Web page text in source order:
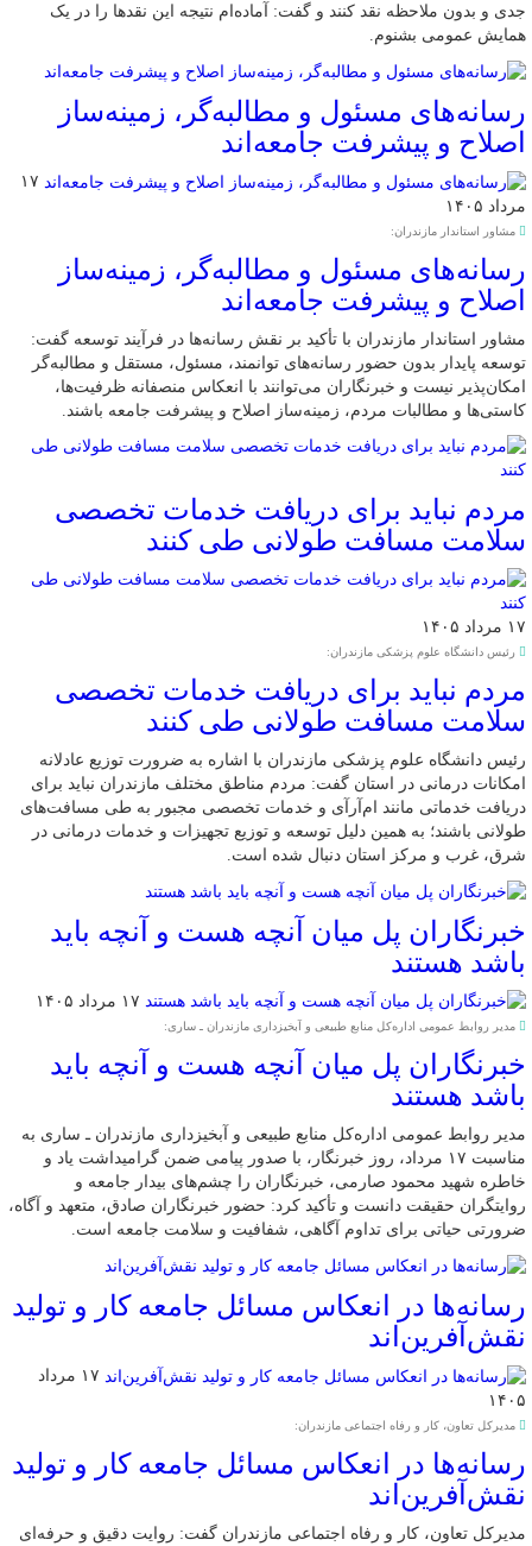
جدی و بدون ملاحظه نقد کنند و گفت: آماده‌ام نتیجه این نقدها را در یک
همایش عمومی بشنوم.
رسانه‌های مسئول و مطالبه‌گر، زمینه‌ساز
اصلاح و پیشرفت جامعه‌اند
۱۷
مرداد ۱۴۰۵
مشاور استاندار مازندران:
رسانه‌های مسئول و مطالبه‌گر، زمینه‌ساز
اصلاح و پیشرفت جامعه‌اند
مشاور استاندار مازندران با تأکید بر نقش رسانه‌ها در فرآیند توسعه گفت:
توسعه پایدار بدون حضور رسانه‌های توانمند، مسئول، مستقل و مطالبه‌گر
امکان‌پذیر نیست و خبرنگاران می‌توانند با انعکاس منصفانه ظرفیت‌ها،
کاستی‌ها و مطالبات مردم، زمینه‌ساز اصلاح و پیشرفت جامعه باشند.
مردم نباید برای دریافت خدمات تخصصی
سلامت مسافت طولانی طی کنند
۱۷ مرداد ۱۴۰۵
رئیس دانشگاه علوم پزشکی مازندران:
مردم نباید برای دریافت خدمات تخصصی
سلامت مسافت طولانی طی کنند
رئیس دانشگاه علوم پزشکی مازندران با اشاره به ضرورت توزیع عادلانه
امکانات درمانی در استان گفت: مردم مناطق مختلف مازندران نباید برای
دریافت خدماتی مانند ام‌آر‌آی و خدمات تخصصی مجبور به طی مسافت‌های
طولانی باشند؛ به همین دلیل توسعه و توزیع تجهیزات و خدمات درمانی در
شرق، غرب و مرکز استان دنبال شده است.
خبرنگاران پل میان آنچه هست و آنچه باید
باشد هستند
۱۷ مرداد ۱۴۰۵
مدیر روابط عمومی اداره‌کل منابع طبیعی و آبخیزداری مازندران ـ ساری:
خبرنگاران پل میان آنچه هست و آنچه باید
باشد هستند
مدیر روابط عمومی اداره‌کل منابع طبیعی و آبخیزداری مازندران ـ ساری به
مناسبت ۱۷ مرداد، روز خبرنگار، با صدور پیامی ضمن گرامیداشت یاد و
خاطره شهید محمود صارمی، خبرنگاران را چشم‌های بیدار جامعه و
روایتگران حقیقت دانست و تأکید کرد: حضور خبرنگاران صادق، متعهد و آگاه،
ضرورتی حیاتی برای تداوم آگاهی، شفافیت و سلامت جامعه است.
رسانه‌ها در انعکاس مسائل جامعه کار و تولید
نقش‌آفرین‌اند
۱۷ مرداد
۱۴۰۵
مدیرکل تعاون، کار و رفاه اجتماعی مازندران:
رسانه‌ها در انعکاس مسائل جامعه کار و تولید
نقش‌آفرین‌اند
مدیرکل تعاون، کار و رفاه اجتماعی مازندران گفت: روایت دقیق و حرفه‌ای